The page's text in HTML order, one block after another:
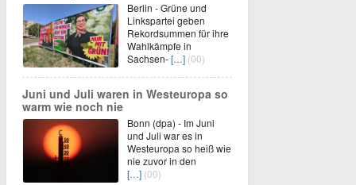
Berlin - Grüne und
Linkspartei geben
Rekordsummen für ihre
Wahlkämpfe in
Sachsen-[…] (00)
Juni und Juli waren in Westeuropa so
warm wie noch nie
Bonn (dpa) - Im Juni
und Juli war es in
Westeuropa so heiß wie
nie zuvor in den
[…] (00)